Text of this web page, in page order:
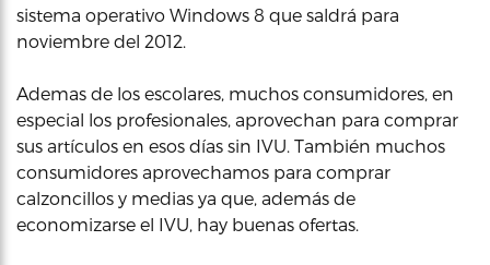
sistema operativo Windows 8 que saldrá para
noviembre del 2012.
Ademas de los escolares, muchos consumidores, en
especial los profesionales, aprovechan para comprar
sus artículos en esos días sin IVU. También muchos
consumidores aprovechamos para comprar
calzoncillos y medias ya que, además de
economizarse el IVU, hay buenas ofertas.